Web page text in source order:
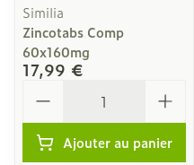
Similia
Zincotabs Comp
60x160mg
17,99 €
Ajouter au panier